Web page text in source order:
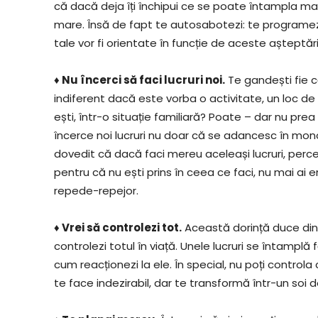
că dacă deja îți închipui ce se poate întampla
mare. Însă de fapt te autosabotezi: te
tale vor fi orientate în funcție de aceste
♦ Nu încerci să faci lucruri noi. Te gandești fie
indiferent dacă este vorba o activitate, un loc
ești, într-o situație familiară? Poate – dar nu
încerce noi lucruri nu doar că se adancesc în
dovedit că dacă faci mereu aceleași lucruri,
pentru că nu ești prins în ceea ce faci, nu mai ai
repede-repejor.
♦ Vrei să controlezi tot.Această dorință duce
controlezi totul în viață. Unele lucruri se
cum reacționezi la ele. În special, nu poți
te face indezirabil, dar te transformă într-un soi